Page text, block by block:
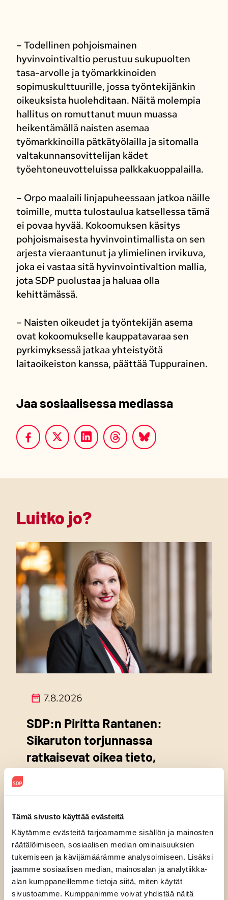
Tämä sivusto käyttää evästeitä
Käytämme evästeitä tarjoamamme sisällön ja mainosten
räätälöimiseen, sosiaalisen median ominaisuuksien
tukemiseen ja kävijämäärämme analysoimiseen. Lisäksi
jaamme sosiaalisen median, mainosalan ja analytiikka-
alan kumppaneillemme tietoja siitä, miten käytät
sivustoamme. Kumppanimme voivat yhdistää näitä
– Todellinen pohjoismainen
hyvinvointivaltio perustuu sukupuolten
tasa-arvolle ja työmarkkinoiden
sopimuskulttuurille, jossa työntekijänkin
oikeuksista huolehditaan. Näitä molempia
hallitus on romuttanut muun muassa
heikentämällä naisten asemaa
työmarkkinoilla pätkätyölailla ja sitomalla
valtakunnansovittelijan kädet
työehtoneuvotteluissa palkkakuoppalailla.
– Orpo maalaili linjapuheessaan jatkoa näille
toimille, mutta tulostaulua katsellessa tämä
ei povaa hyvää. Kokoomuksen käsitys
pohjoismaisesta hyvinvointimallista on sen
arjesta vieraantunut ja ylimielinen irvikuva,
joka ei vastaa sitä hyvinvointivaltion mallia,
jota SDP puolustaa ja haluaa olla
kehittämässä.
– Naisten oikeudet ja työntekijän asema
ovat kokoomukselle kauppatavaraa sen
pyrkimyksessä jatkaa yhteistyötä
laitaoikeiston kanssa, päättää Tuppurainen.
Jaa sosiaalisessa mediassa
Luitko jo?
7.8.2026
SDP:n Piritta Rantanen:
Sikaruton torjunnassa
ratkaisevat oikea tieto,